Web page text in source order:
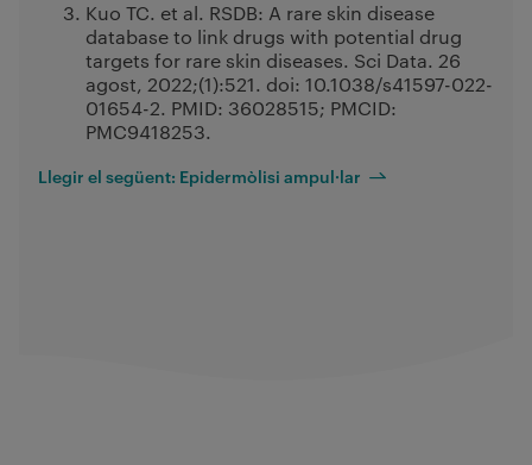
Kuo TC. et al. RSDB: A rare skin disease
database to link drugs with potential drug
targets for rare skin diseases. Sci Data. 26
agost, 2022;(1):521. doi: 10.1038/s41597-022-
01654-2. PMID: 36028515; PMCID:
PMC9418253.
Llegir el següent: Epidermòlisi ampul·lar